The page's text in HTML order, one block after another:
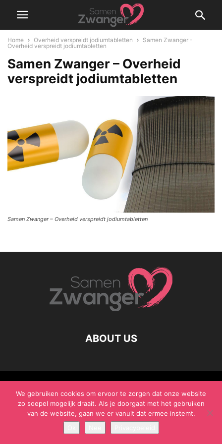
Home Overheid verspreidt jodiumtabletten
Samen Zwanger -
Overheid verspreidt jodiumtabletten
Samen Zwanger – Overheid
verspreidt jodiumtabletten
Samen Zwanger – Overheid verspreidt jodiumtabletten
ABOUT US
We gebruiken cookies om ervoor te zorgen dat onze website
zo soepel mogelijk draait. Als je doorgaat met het gebruiken
van de website, gaan we er vanuit dat ermee instemt.